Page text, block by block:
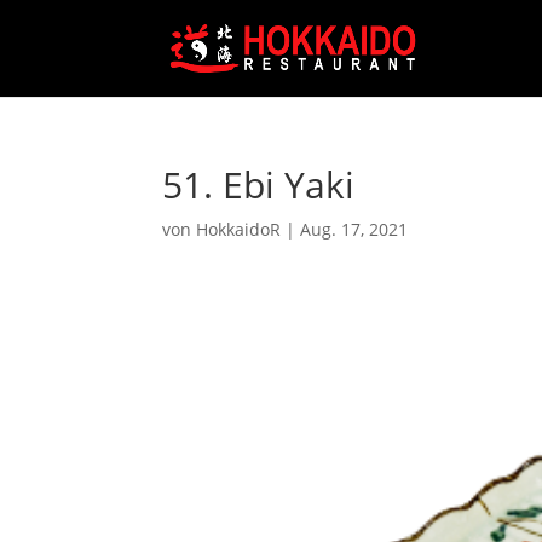
51. Ebi Yaki
von HokkaidoR |Aug. 17, 2021